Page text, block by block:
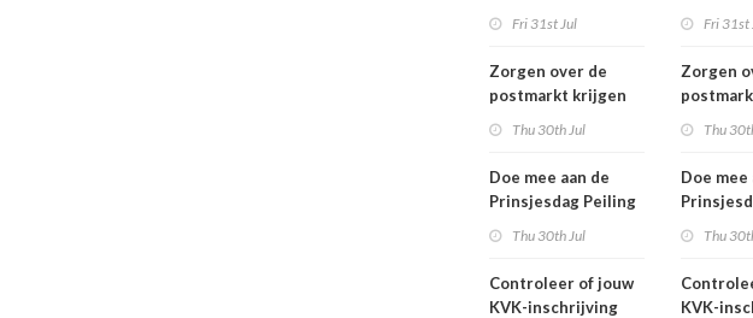
Fri 31st Jul
Zorgen over de
postmarkt krijgen
Thu 30th Jul
Doe mee aan de
Prinsjesdag Peiling
Thu 30th Jul
Controleer of jouw
KVK-inschrijving
Fri 31st
Zorgen
Thu
Doe mee
Thu
KVK-